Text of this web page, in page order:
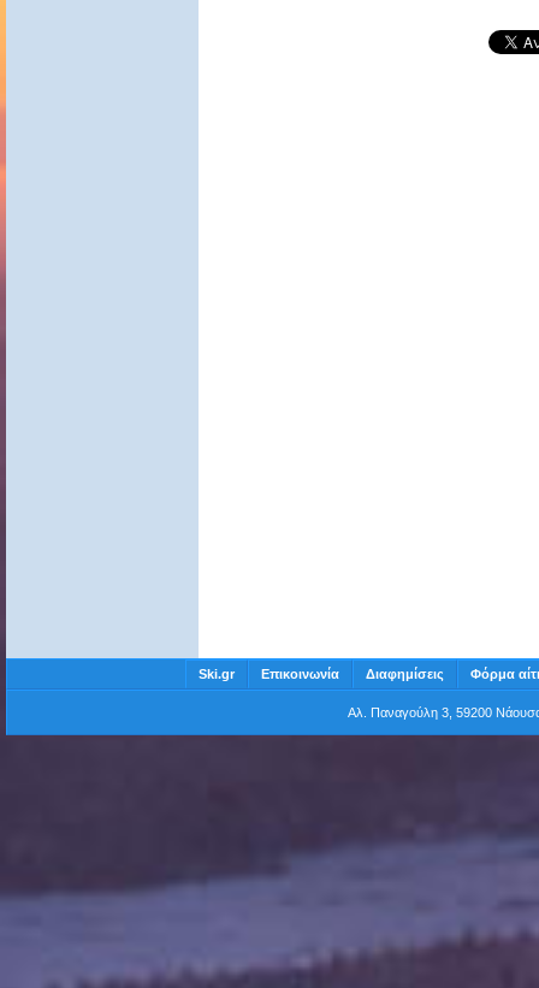
Ski.gr Επικοινωνία Διαφημίσεις Φόρμα
Αλ. Παναγούλη 3, 59200